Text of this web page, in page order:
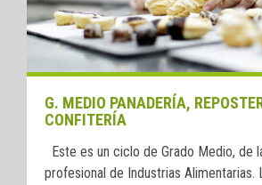
G. MEDIO PANADERÍA,
CONFITERÍA
Este es un ciclo de Grado Medio, de
profesional de Industrias Alimentarias.